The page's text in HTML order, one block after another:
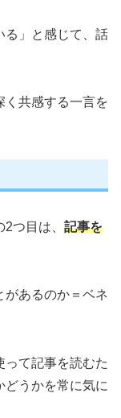
る」と感じて、話
く共感する一言を
つ目は、 記事を
があるのか＝ベネ
って記事を読むた
どうかを常に気に